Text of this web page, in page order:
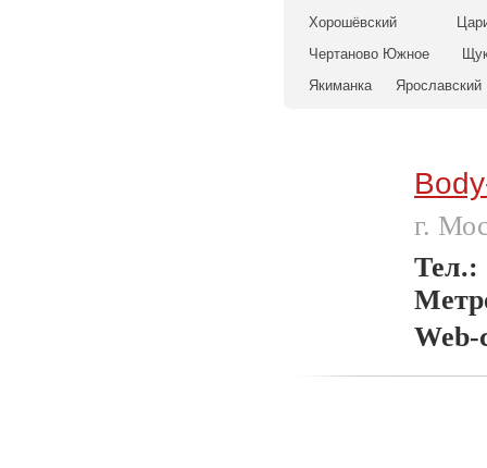
Хорошёвский
Чертаново Южное
Якиманка
Ярославский
г.
Тел.:
Web-